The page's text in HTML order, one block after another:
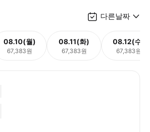
다른날짜
08.10(월)
67,383원
08.11(화)
67,383원
08.12(수)
67,383원